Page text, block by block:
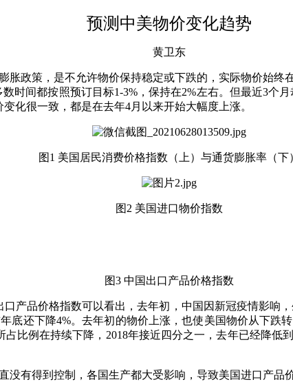
预测中美物价变化趋势
黄卫东
胀政策，是不允许物价保持稳定或下跌的，实际物价始终
时间都按照预订目标1-3%，保持在2%左右。但最近3个
化很一致，都是在去年4月以来开始大幅度上涨。
图1 美国居民消费价格指数（上）与通货膨胀率（下
图2 美国进口物价指数
图3 中国出口产品价格指数
口产品价格指数可以看出，去年初，中国因新冠疫情影响
底还下降4%。去年初的物价上涨，也使美国物价从下跌
比例在持续下降，2018年接近四分之一，去年已经降
有得到控制，各国生产都大受影响，导致美国进口产品